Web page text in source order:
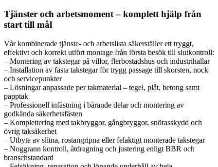
Tjänster och arbetsmoment – komplett hjälp från
start till mål
Vår kombinerade tjänste- och arbetslista säkerställer ett tryggt,
effektivt och korrekt utfört montage från första besök till slutkontroll:
– Montering av takstegar på villor, flerbostadshus och industrihallar
– Installation av fasta takstegar för trygg passage till skorsten, nock
och servicepunkter
– Lösningar anpassade per takmaterial – tegel, plåt, betong samt
papptak
– Professionell infästning i bärande delar och montering av
godkända säkerhetsfästen
– Komplettering med takbryggor, gångbryggor, snörasskydd och
övrig taksäkerhet
– Utbyte av slitna, rostangripna eller felaktigt monterade takstegar
– Noggrann kontroll, åtdragning och justering enligt BBR och
branschstandard